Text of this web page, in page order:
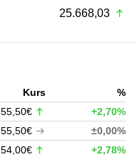
25.668,03
Kurs
%
55,50€
+2,70%
55,50€
±0,00%
54,00€
+2,78%